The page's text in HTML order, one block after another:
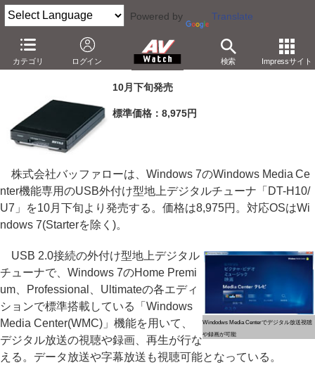
Powered by Translate
カテゴリ ログイン 検索 Impressサイト
バッファロー、Windows 7専用のUSB地デジチューナ
－Windows Media Centerを利用。8,975円
10月下旬発売
標準価格：8,975円
株式会社バッファローは、Windows 7のWindows Media Ce
nter機能専用のUSB外付け型地上デジタルチューナ「DT-H10/
U7」を10月下旬より発売する。価格は8,975円。対応OSはWi
ndows 7(Starterを除く)。
Windodws Media Centerでデジタル放送視聴
や録画が可能
USB 2.0接続の外付け型地上デジタル
チューナで、Windows 7のHome Premi
um、Professional、Ultimateの各エディ
ションで標準搭載している「Windows
Media Center(WMC)」機能を用いて、
デジタル放送の視聴や録画、再生が行な
える。データ放送や字幕放送も視聴可能となっている。